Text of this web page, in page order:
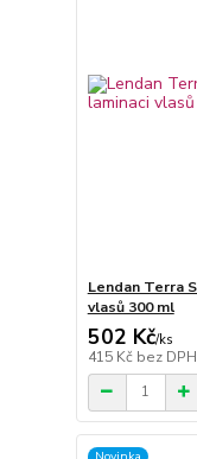
Lendan Terra
vlasů 300 ml
502 Kč/ks
415 Kč bez DPH